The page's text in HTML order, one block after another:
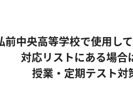
前中央高等学校で使用し
対応リストにある場
授業・定期テスト対